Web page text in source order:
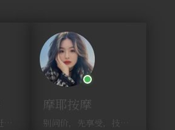
专业技师已就位，赶紧下单！
摩耶按摩
别问价，先享受，技师马上到！